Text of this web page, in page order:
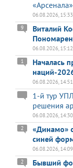
«Арсенала»
06.08.2026, 15:33
Виталий
9
06.08.2026, 15:12
Началась
наций-
1
06.08.2026, 14:51
1-й тур
решения
06.08.2026, 14:30
«Динамо»
синей
2
06.08.2026, 14:09
Бывший
2